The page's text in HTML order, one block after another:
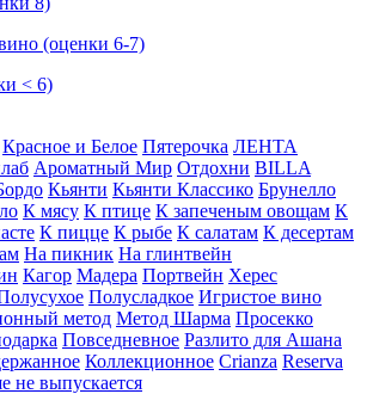
(оценки 6-7)
< 6)
Красное и Белое Пятерочка ЛЕНТА
Ароматный Мир Отдохни BILLA
Кьянти Кьянти Классико Брунелло
К мясу К птице К запеченым овощам К
К пицце К рыбе К салатам К десертам
На пикник На глинтвейн
Кагор Мадера Портвейн Херес
Полусладкое Игристое вино
метод Метод Шарма Просекко
Повседневное Разлито для Ашана
Коллекционное Crianza Reserva
не выпускается